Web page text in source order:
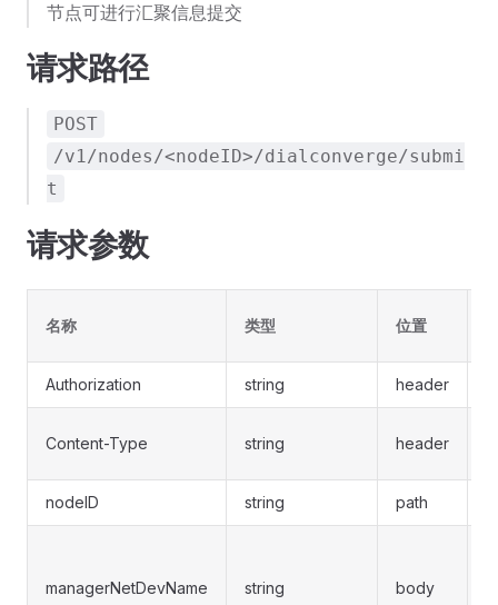
节点可进行汇聚信息提交
请求路径
POST
/v1/nodes/<nodeID>/dialconverge/submi
t
请求参数
名称 类型 位置
Authorization string header
Content-Type string header
nodeID string path
managerNetDevName string body